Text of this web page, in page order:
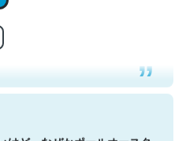
Then Covid hit. Shit.
by ラーズ・ヌートバー
けど、なぜかポールオースタ